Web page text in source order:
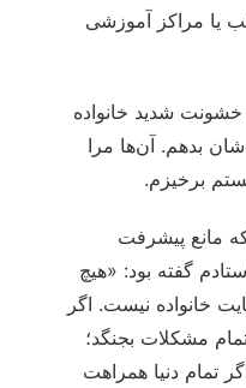
یا مراکز آموزشی
شدید خانواده
بدهم. آن‌ها مرا
برخیزم.
که مانع پیشرفت
گفته بود: «هیچ
خانواده نیست. اگر
تمام مشکلات بجنگد؛
تمام دنیا همراهت